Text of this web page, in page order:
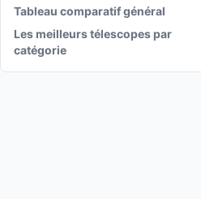
Tableau comparatif général
Les meilleurs télescopes par
catégorie